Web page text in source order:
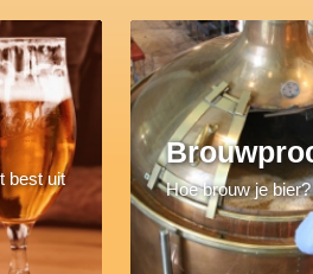
best uit
Hoe brouw je bier?